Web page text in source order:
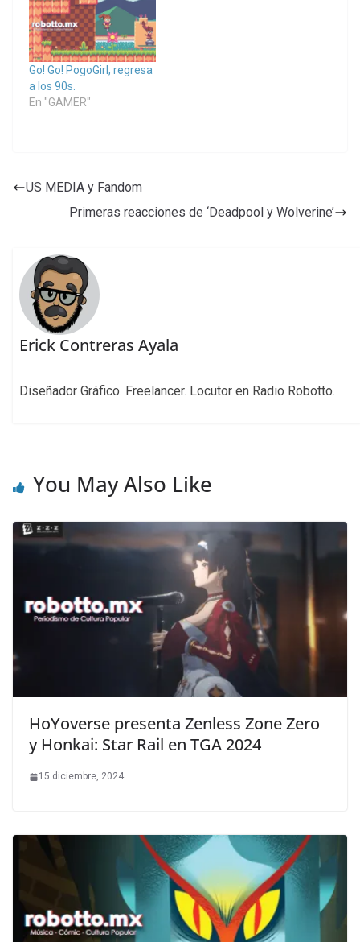
Go! Go! PogoGirl, regresa
a los 90s.
En "GAMER"
US MEDIA y Fandom
Primeras reacciones de ‘Deadpool y Wolverine’
Erick Contreras Ayala
Diseñador Gráfico. Freelancer. Locutor en Radio Robotto.
You May Also Like
HoYoverse presenta Zenless Zone Zero
y Honkai: Star Rail en TGA 2024
15 diciembre, 2024